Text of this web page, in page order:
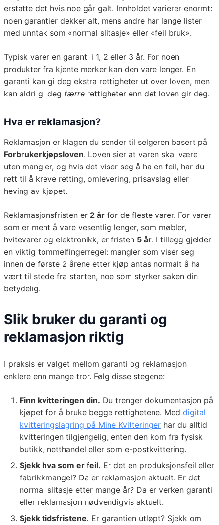
erstatte det hvis noe går galt. Innholdet varierer enormt:
noen garantier dekker alt, mens andre har lange lister
med unntak som «normal slitasje» eller «feil bruk».
Typisk varer en garanti i 1, 2 eller 3 år. For noen
produkter fra kjente merker kan den vare lenger. En
garanti kan gi deg ekstra rettigheter ut over loven, men
kan aldri gi deg færre rettigheter enn det loven gir deg.
Hva er reklamasjon?
Reklamasjon er klagen du sender til selgeren basert på
Forbrukerkjøpsloven. Loven sier at varen skal være
uten mangler, og hvis det viser seg å ha en feil, har du
rett til å kreve retting, omlevering, prisavslag eller
heving av kjøpet.
Reklamasjonsfristen er 2 år for de fleste varer. For varer
som er ment å vare vesentlig lenger, som møbler,
hvitevarer og elektronikk, er fristen 5 år. I tillegg gjelder
en viktig tommelfingerregel: mangler som viser seg
innen de første 2 årene etter kjøp antas normalt å ha
vært til stede fra starten, noe som styrker saken din
betydelig.
Slik bruker du garanti og
reklamasjon riktig
I praksis er valget mellom garanti og reklamasjon
enklere enn mange tror. Følg disse stegene:
Finn kvitteringen din. Du trenger dokumentasjon på
kjøpet for å bruke begge rettighetene. Med digital
kvitteringslagring på Mine Kvitteringer har du alltid
kvitteringen tilgjengelig, enten den kom fra fysisk
butikk, netthandel eller som e-postkvittering.
Sjekk hva som er feil. Er det en produksjonsfeil eller
fabrikkmangel? Da er reklamasjon aktuelt. Er det
normal slitasje etter mange år? Da er verken garanti
eller reklamasjon nødvendigvis aktuelt.
Sjekk tidsfristene. Er garantien utløpt? Sjekk om